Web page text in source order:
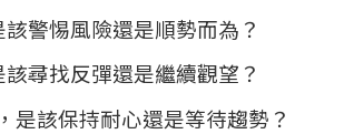
警惕風險還是順勢而為？
尋找反彈還是繼續觀望？
是該保持耐心還是等待趨勢？